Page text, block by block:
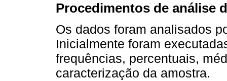
Procedimentos de análise
Os dados foram analisados
Inicialmente foram
frequências, percentuais,
caracterização da amostra.